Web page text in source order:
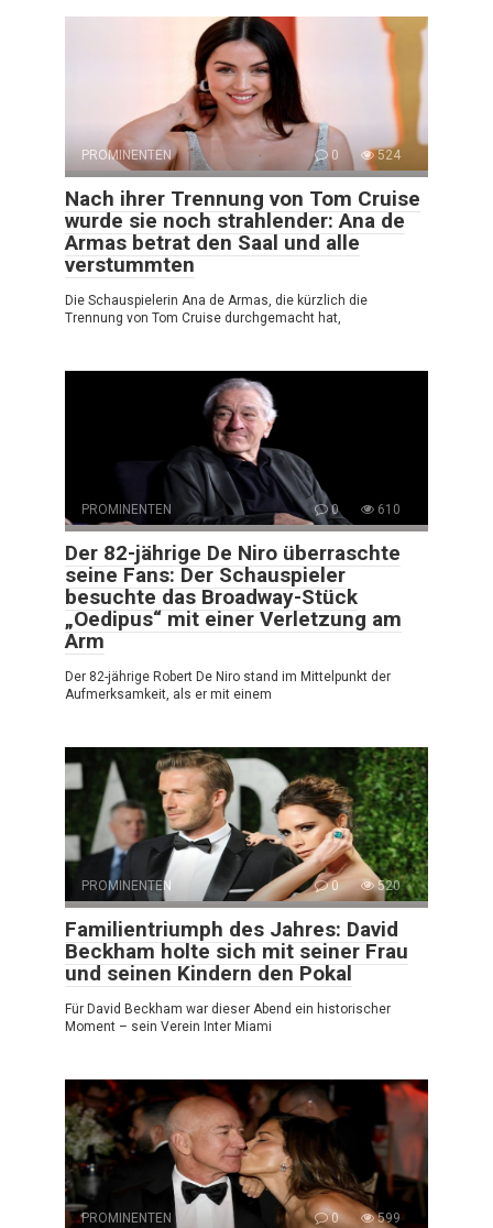
PROMINENTEN 0 524
Nach ihrer Trennung von Tom Cruise
wurde sie noch strahlender: Ana de
Armas betrat den Saal und alle
verstummten
Die Schauspielerin Ana de Armas, die kürzlich die
Trennung von Tom Cruise durchgemacht hat,
PROMINENTEN 0 610
Der 82-jährige De Niro überraschte
seine Fans: Der Schauspieler
besuchte das Broadway-Stück
„Oedipus“ mit einer Verletzung am
Arm
Der 82-jährige Robert De Niro stand im Mittelpunkt der
Aufmerksamkeit, als er mit einem
PROMINENTEN 0 520
Familientriumph des Jahres: David
Beckham holte sich mit seiner Frau
und seinen Kindern den Pokal
Für David Beckham war dieser Abend ein historischer
Moment – sein Verein Inter Miami
PROMINENTEN 0 599